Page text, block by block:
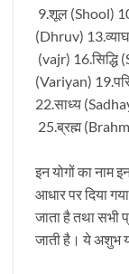
9.शूल (Shool)
(Dhruv)
(vajr) 16.सिद्धि
(Variyan)
22.साध्य
25.ब्रह्म
इन योगों का नाम
आधार पर दिया
जाता है तथा सभी
जाती है। ये अशुभ